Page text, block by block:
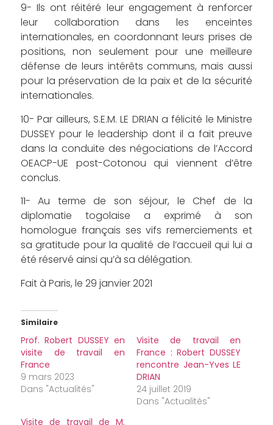
9- Ils ont réitéré leur engagement à renforcer
leur collaboration dans les enceintes
internationales, en coordonnant leurs prises de
positions, non seulement pour une meilleure
défense de leurs intérêts communs, mais aussi
pour la préservation de la paix et de la sécurité
internationales.
10- Par ailleurs, S.E.M. LE DRIAN a félicité le Ministre
DUSSEY pour le leadership dont il a fait preuve
dans la conduite des négociations de l’Accord
OEACP-UE post-Cotonou qui viennent d’être
conclus.
11- Au terme de son séjour, le Chef de la
diplomatie togolaise a exprimé à son
homologue français ses vifs remerciements et
sa gratitude pour la qualité de l’accueil qui lui a
été réservé ainsi qu’à sa délégation.
Fait à Paris, le 29 janvier 2021
Similaire
Prof. Robert DUSSEY en
visite de travail en
France
9 mars 2023
Dans "Actualités"
Visite de travail en
France : Robert DUSSEY
rencontre Jean-Yves LE
DRIAN
24 juillet 2019
Dans "Actualités"
Visite de travail de M.